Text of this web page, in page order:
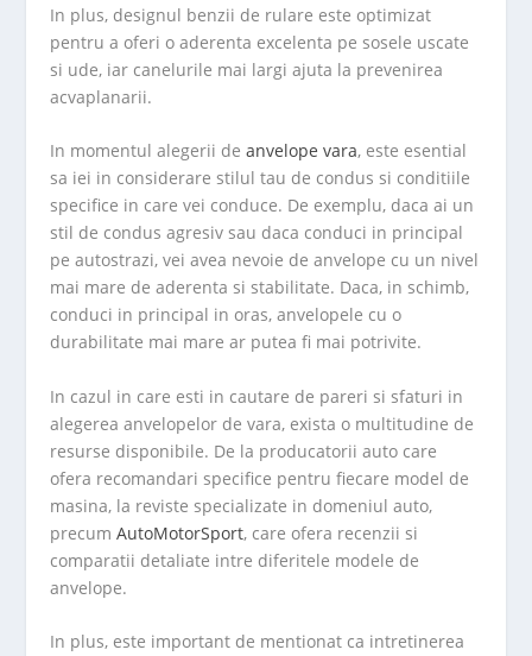
In plus, designul benzii de rulare este optimizat
pentru a oferi o aderenta excelenta pe sosele uscate
si ude, iar canelurile mai largi ajuta la prevenirea
acvaplanarii.
In momentul alegerii deanvelope vara, este esential
sa iei in considerare stilul tau de condus si conditiile
specifice in care vei conduce. De exemplu, daca ai un
stil de condus agresiv sau daca conduci in principal
pe autostrazi, vei avea nevoie de anvelope cu un nivel
mai mare de aderenta si stabilitate. Daca, in schimb,
conduci in principal in oras, anvelopele cu o
durabilitate mai mare ar putea fi mai potrivite.
In cazul in care esti in cautare de pareri si sfaturi in
alegerea anvelopelor de vara, exista o multitudine de
resurse disponibile. De la producatorii auto care
ofera recomandari specifice pentru fiecare model de
masina, la reviste specializate in domeniul auto,
precumAutoMotorSport, care ofera recenzii si
comparatii detaliate intre diferitele modele de
anvelope.
In plus, este important de mentionat ca intretinerea